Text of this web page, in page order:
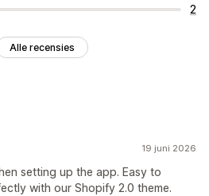
2
Alle recensies
19 juni 2026
setting up the app. Easy to
with our Shopify 2.0 theme.